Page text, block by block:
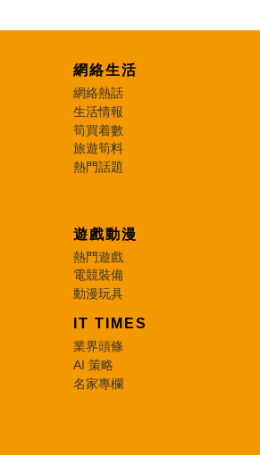
網絡生活
網絡熱話
生活情報
筍買着數
旅遊筍料
熱門話題
遊戲動漫
熱門遊戲
電競裝備
動漫玩具
IT TIMES
業界頭條
AI 策略
名家專欄